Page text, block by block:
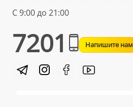
С 9:00 до 21:00
7201 Напишите нам